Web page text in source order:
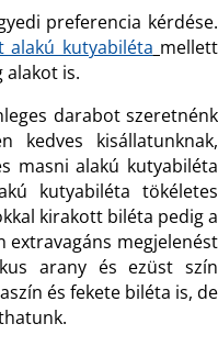
preferencia kérdése.
alakú kutyabiléta mellett
alakot is.
darabot szeretnénk
kedves kisállatunknak,
masni alakú kutyabiléta
kutyabiléta tökéletes
kirakott biléta pedig a
megjelenést
arany és ezüst szín
és fekete biléta is, de